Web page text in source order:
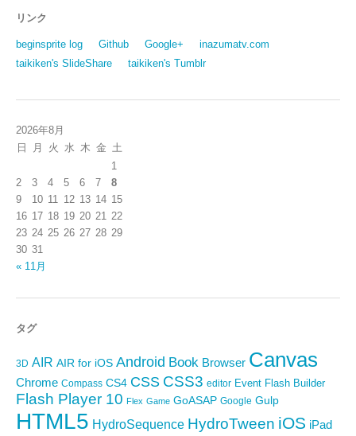
リンク
beginsprite log Github Google+
inazumatv.com
taikiken's SlideShare
taikiken's Tumblr
2026年8月
日
月 火 水 木 金 土
1
2
3 4 5 6 7
8
9
10 11 12 13 14 15
16 17 18 19 20 21 22
23 24 25 26 27 28 29
30 31
« 11月
タグ
3D AIR AIR for iOS Android Book Browser Canvas
Chrome Compass CS4 CSS CSS3 editor Event Flash Builder
Flash Player 10 Flex Game GoASAP Google Gulp
HTML5 HydroSequence HydroTween iOS iPad